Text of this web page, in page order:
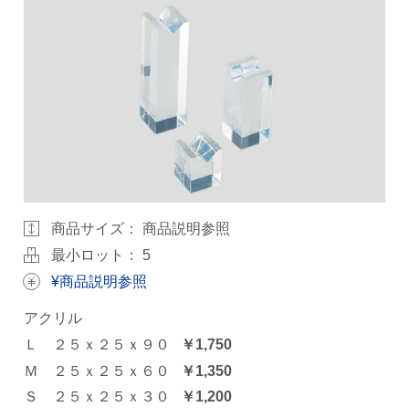
商品サイズ：商品説明参照
最小ロット： 5
¥商品説明参照
アクリル
Ｌ ２５ｘ２５ｘ９０
￥1,750
Ｍ ２５ｘ２５ｘ６０
￥1,350
Ｓ ２５ｘ２５ｘ３０
￥1,200